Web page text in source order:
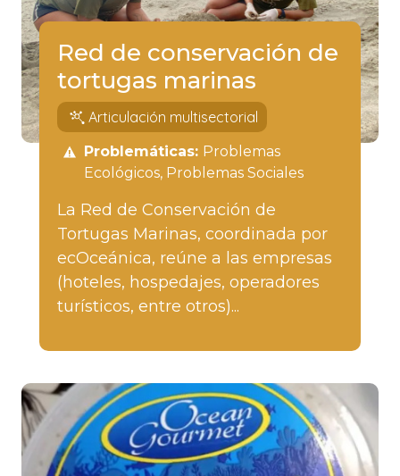
Red de conservación de
tortugas marinas
Articulación multisectorial
Problemáticas: Problemas
Ecológicos Problemas Sociales
La Red de Conservación de
Tortugas Marinas, coordinada por
ecOceánica, reúne a las empresas
(hoteles, hospedajes, operadores
turísticos, entre otros)...